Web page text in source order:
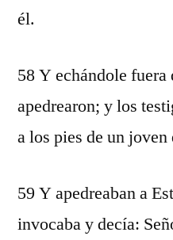
él.
58 Y echándole fuera
apedrearon; y los
a los pies de un
59 Y apedreaban a
invocaba y decía: